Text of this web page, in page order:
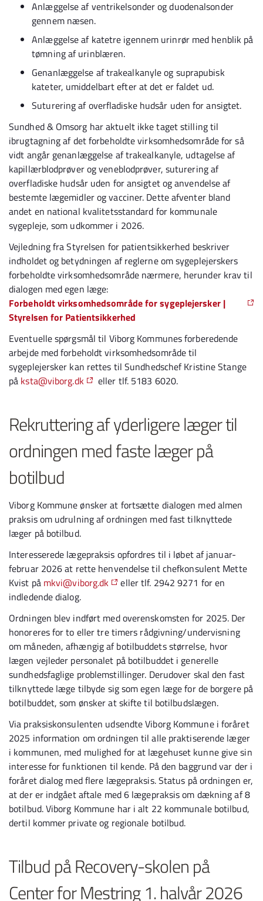
Anlæggelse af ventrikelsonder og duodenalsonder
gennem næsen.
Anlæggelse af katetre igennem urinrør med henblik på
tømning af urinblæren.
Genanlæggelse af trakealkanyle og suprapubisk
kateter, umiddelbart efter at det er faldet ud.
Suturering af overfladiske hudsår uden for ansigtet.
Sundhed & Omsorg har aktuelt ikke taget stilling til
ibrugtagning af det forbeholdte virksomhedsområde for så
vidt angår genanlæggelse af trakealkanyle, udtagelse af
kapillærblodprøver og veneblodprøver, suturering af
overfladiske hudsår uden for ansigtet og anvendelse af
bestemte lægemidler og vacciner. Dette afventer bland
andet en national kvalitetsstandard for kommunale
sygepleje, som udkommer i 2026.
Vejledning fra Styrelsen for patientsikkerhed beskriver
indholdet og betydningen af reglerne om sygeplejerskers
forbeholdte virksomhedsområde nærmere, herunder krav til
dialogen med egen læge:
Forbeholdt virksomhedsområde for sygeplejersker |
Styrelsen for Patientsikkerhed
Eventuelle spørgsmål til Viborg Kommunes forberedende
arbejde med forbeholdt virksomhedsområde til
sygeplejersker kan rettes til Sundhedschef Kristine Stange
på ksta@viborg.dk eller tlf. 5183 6020.
Rekruttering af yderligere læger til
ordningen med faste læger på
botilbud
Viborg Kommune ønsker at fortsætte dialogen med almen
praksis om udrulning af ordningen med fast tilknyttede
læger på botilbud.
Interesserede lægepraksis opfordres til i løbet af januar-
februar 2026 at rette henvendelse til chefkonsulent Mette
Kvist på mkvi@viborg.dk
eller tlf. 2942 9271 for en
indledende dialog.
Ordningen blev indført med overenskomsten for 2025. Der
honoreres for to eller tre timers rådgivning/undervisning
om måneden, afhængig af botilbuddets størrelse, hvor
lægen vejleder personalet på botilbuddet i generelle
sundhedsfaglige problemstillinger. Derudover skal den fast
tilknyttede læge tilbyde sig som egen læge for de borgere på
botilbuddet, som ønsker at skifte til botilbudslægen.
Via praksiskonsulenten udsendte Viborg Kommune i foråret
2025 information om ordningen til alle praktiserende læger
i kommunen, med mulighed for at lægehuset kunne give sin
interesse for funktionen til kende. På den baggrund var der i
foråret dialog med flere lægepraksis. Status på ordningen er,
at der er indgået aftale med 6 lægepraksis om dækning af 8
botilbud. Viborg Kommune har i alt 22 kommunale botilbud,
dertil kommer private og regionale botilbud.
Tilbud på Recovery-skolen på
Center for Mestring 1. halvår 2026